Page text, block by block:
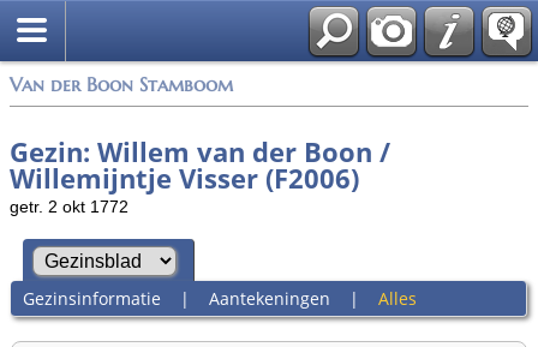
Van der Boon Stamboom
Gezin: Willem van der Boon /
Willemijntje Visser (F2006)
getr. 2 okt 1772
Gezinsinformatie | Aantekeningen | Alles